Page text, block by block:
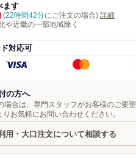
ます
(22時間42分にご注文の場合) 詳細
や近畿の一部地域除く
対応可
の方へ
合は、専門スタッフがお客様のご要
お気軽にお問い合わせください。
用・大口注文について相談する